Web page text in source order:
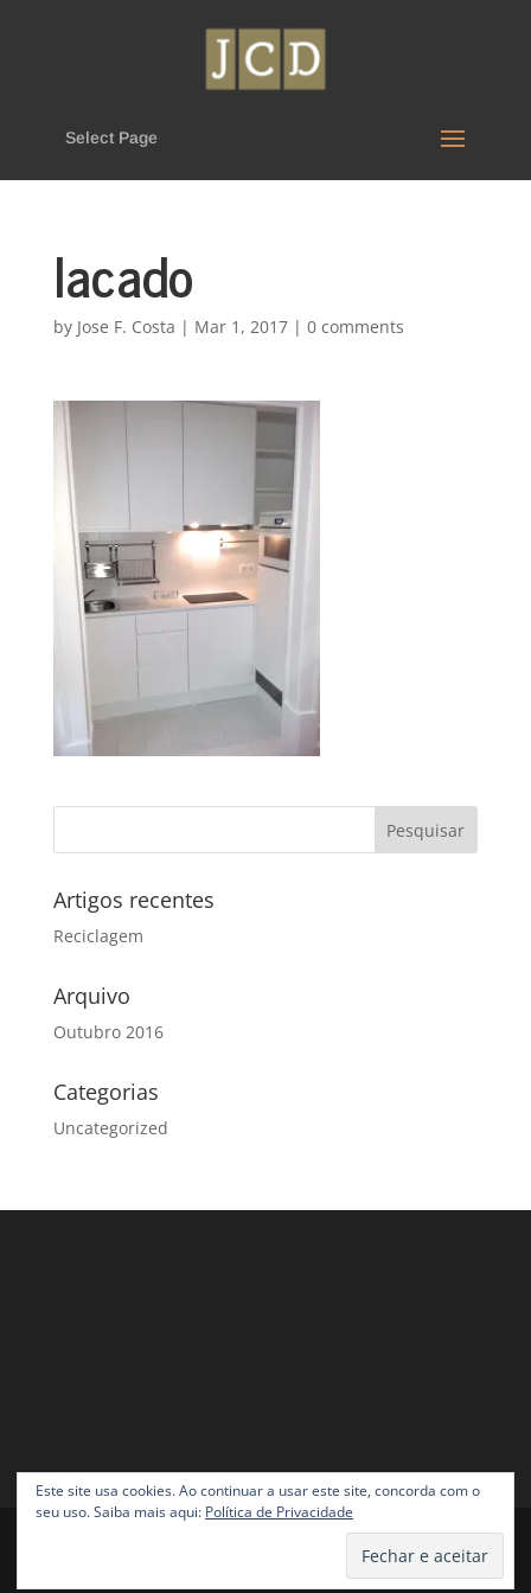
Select Page
lacado
by Jose F. Costa | Mar 1, 2017| 0 comments
Artigos recentes
Reciclagem
Arquivo
Outubro 2016
Categorias
Uncategorized
Design by josefcosta.com
Este site usa cookies. Ao continuar a usar este site, concorda com o
seu uso. Saiba mais aqui: Política de Privacidade